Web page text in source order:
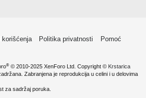
korišćenja Politika privatnosti
Pomoć
® © 2010-2025 XenForo Ltd. Copyright © Krstarica
Zabranjena je reprodukcija u celini i u delovima
za sadržaj poruka.